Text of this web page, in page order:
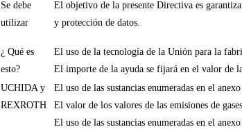
Se debe
utilizar
El objetivo de la presente Directiva es
y protección de datos.
¿ Qué es
esto?
El uso de la tecnología de la Unión para la
El importe de la ayuda se fijará en el valor de
UCHIDA y
REXROTH
El uso de las sustancias enumeradas en el
El valor de los valores de las emisiones de
El uso de las sustancias enumeradas en el